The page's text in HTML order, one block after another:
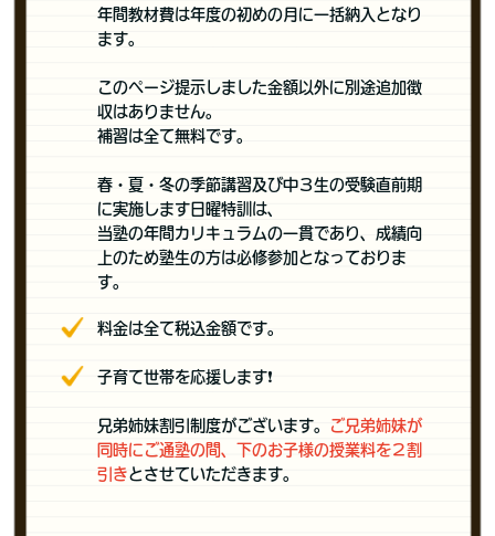
年間教材費は年度の初めの月に一括納入となり
ます。
このページ提示しました金額以外に別途追加徴
収はありません。
補習は全て無料です。
春・夏・冬の季節講習及び中３生の受験直前期
に実施します日曜特訓は、
当塾の年間カリキュラムの一貫であり、成績向
上のため塾生の方は必修参加となっておりま
す。
料金は全て税込金額です。
子育て世帯を応援します❗️
兄弟姉妹割引制度がございます。
ご兄弟姉妹が
同時にご通塾の間、下のお子様の授業料を２割
引きとさせていただきます。